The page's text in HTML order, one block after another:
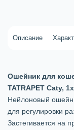
Описание
Ошейник для
TATRAPET Caty,
Нейлоновый
для регулировки
Застегивается на